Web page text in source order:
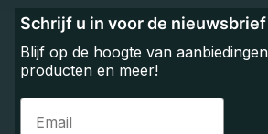
Schrijf u in voor de nieuwsbrief
Blijf op de hoogte van
producten en meer!
Email